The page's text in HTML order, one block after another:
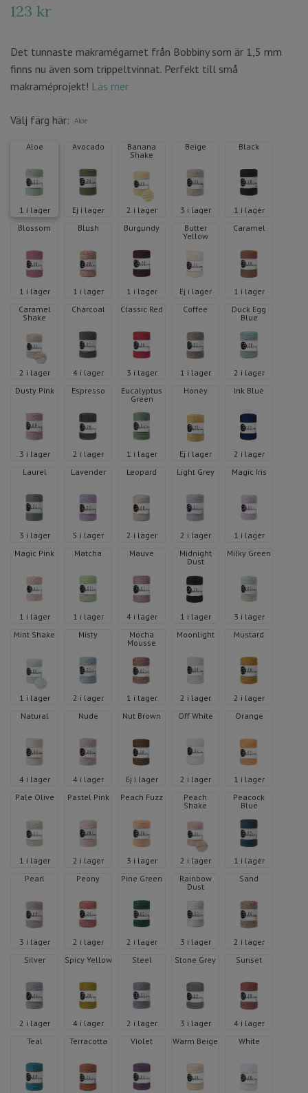
123 kr
Det tunnaste makramégarnet från Bobbiny som är 1,5 mm
finns nu även som trippeltvinnat. Perfekt till små
makraméprojekt! Läs mer
Välj färg här: Aloe
Aloe
1 i lager
Avocado
Ej i lager
Banana
Shake
2 i lager
Beige
3 i lager
Black
1 i lager
Blossom
1 i lager
Blush
1 i lager
Burgundy
1 i lager
Butter
Yellow
Ej i lager
Caramel
1 i lager
Caramel
Shake
2 i lager
Charcoal
4 i lager
Classic Red
3 i lager
Coffee
1 i lager
Duck Egg
Blue
2 i lager
Dusty Pink
3 i lager
Espresso
2 i lager
Eucalyptus
Green
1 i lager
Honey
Ej i lager
Ink Blue
2 i lager
Laurel
3 i lager
Lavender
5 i lager
Leopard
2 i lager
Light Grey
2 i lager
Magic Iris
1 i lager
Magic Pink
1 i lager
Matcha
1 i lager
Mauve
4 i lager
Midnight
Dust
1 i lager
Milky Green
3 i lager
Mint Shake
1 i lager
Misty
2 i lager
Mocha
Mousse
1 i lager
Moonlight
2 i lager
Mustard
2 i lager
Natural
4 i lager
Nude
4 i lager
Nut Brown
Ej i lager
Off White
2 i lager
Orange
1 i lager
Pale Olive
1 i lager
Pastel Pink
2 i lager
Peach Fuzz
3 i lager
Peach
Shake
2 i lager
Peacock
Blue
1 i lager
Pearl
3 i lager
Peony
2 i lager
Pine Green
2 i lager
Rainbow
Dust
3 i lager
Sand
2 i lager
Silver
2 i lager
Spicy Yellow
4 i lager
Steel
2 i lager
Stone Grey
3 i lager
Sunset
4 i lager
Teal
Terracotta Violet Warm Beige White